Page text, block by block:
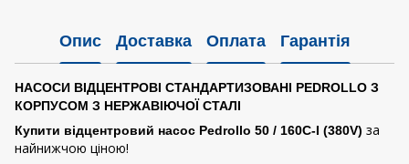
Опис Доставка Оплата Гарантія
НАСОСИ ВІДЦЕНТРОВІ СТАНДАРТИЗОВАНІ PEDROLLO З
КОРПУСОМ З НЕРЖАВІЮЧОЇ СТАЛІ
Купити відцентровий насос Pedrollo 50 / 160C-I (380V) за
найнижчою ціною!